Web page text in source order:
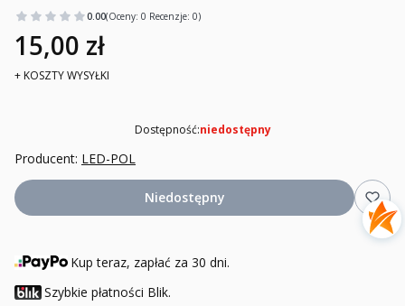
0.00(Oceny: 0 Recenzje: 0)
15,00 zł
+ KOSZTY WYSYŁKI
Dostępność:niedostępny
Producent: LED-POL
Niedostępny
Kup teraz, zapłać za 30 dni.
Szybkie płatności Blik.